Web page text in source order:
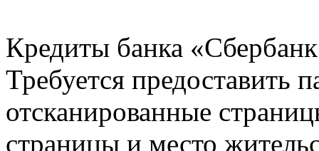
Кредиты банка
Требуется предоставить
отсканированные
страницы и место